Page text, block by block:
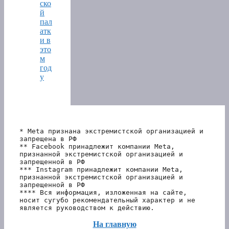
ско
й
пал
атк
и в
это
м
год
у
* Meta признана экстремистской организацией и
запрещена в РФ
** Facebook принадлежит компании Meta,
признанной экстремистской организацией и
запрещенной в РФ
*** Instagram принадлежит компании Meta,
признанной экстремистской организацией и
запрещенной в РФ
**** Вся информация, изложенная на сайте,
носит сугубо рекомендательный характер и не
является руководством к действию.
На главную